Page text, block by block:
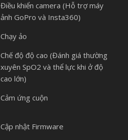
Điều khiển camera (Hỗ trợ máy
ảnh GoPro và Insta360)
Chạy ảo
Chế độ độ cao (Đánh giá thường
xuyên SpO2 và thể lực khi ở độ
cao lớn)
Cảm ứng cuộn
Cập nhật Firmware